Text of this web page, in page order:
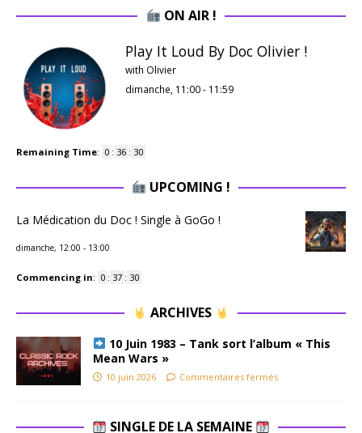
ON AIR !
Play It Loud By Doc Olivier !
with Olivier
dimanche, 11:00- 11:59
Remaining Time: 0 : 36 : 29
UPCOMING !
La Médication du Doc ! Single à GoGo !
dimanche, 12:00 - 13:00
Commencing in: 0 : 37 : 29
ARCHIVES
10 Juin 1983 – Tank sort l’album « This
Mean Wars »
10 juin 2026 Commentaires fermés
SINGLE DE LA SEMAINE